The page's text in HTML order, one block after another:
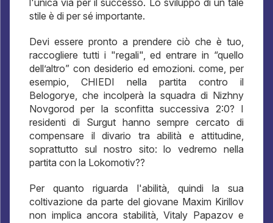
l'unica via per il successo. Lo sviluppo di un tale
stile è di per sé importante.
Devi essere pronto a prendere ciò che è tuo,
raccogliere tutti i "regali", ed entrare in “quello
dell’altro” con desiderio ed emozioni. come, per
esempio, CHIEDI nella partita contro il
Belogorye, che incolperà la squadra di Nizhny
Novgorod per la sconfitta successiva 2:0? I
residenti di Surgut hanno sempre cercato di
compensare il divario tra abilità e attitudine,
soprattutto sul nostro sito: lo vedremo nella
partita con la Lokomotiv??
Per quanto riguarda l'abilità, quindi la sua
coltivazione da parte del giovane Maxim Kirillov
non implica ancora stabilità, Vitaly Papazov e